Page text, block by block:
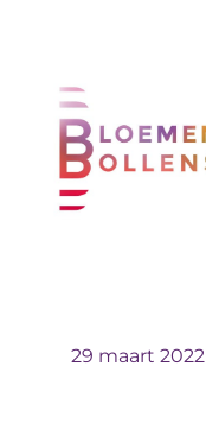
29 maart 2022